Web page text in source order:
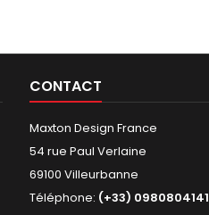
CONTACT
Maxton Design France
54 rue Paul Verlaine
69100 Villeurbanne
Téléphone: (+33) 0980804141